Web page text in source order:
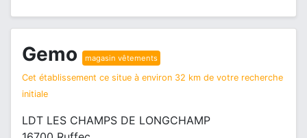
Gemo magasin vêtements
Cet établissement ce situe à environ 32 km de votre recherche
initiale
LDT LES CHAMPS DE LONGCHAMP